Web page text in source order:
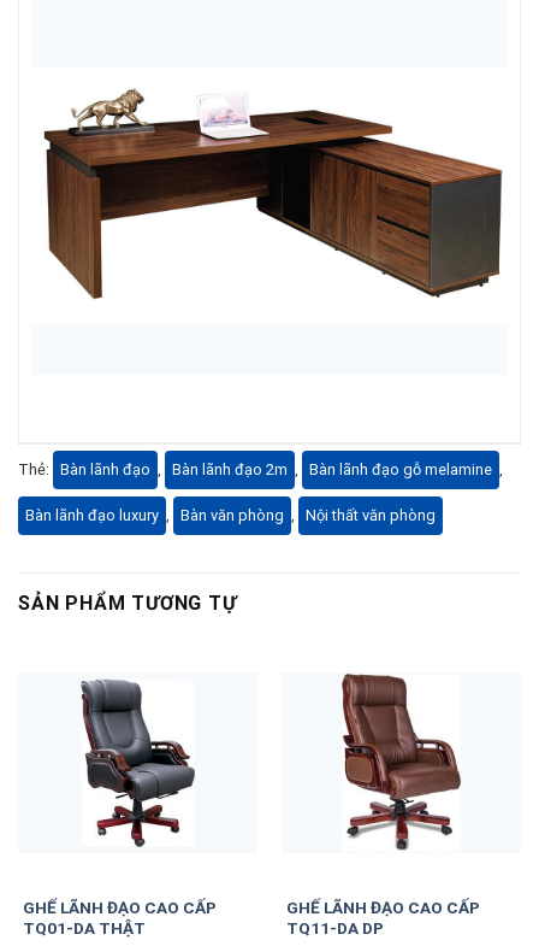
Thẻ: Bàn lãnh đạo Bàn lãnh đạo 2m Bàn lãnh đạo gỗ melamine
Bàn lãnh đạo luxury Bàn văn phòng Nội thất văn phòng
SẢN PHẨM TƯƠNG TỰ
GHẾ LÃNH ĐẠO CAO CẤP
TQ01-DA THẬT
GHẾ LÃNH ĐẠO CAO CẤP
TQ11-DA DP